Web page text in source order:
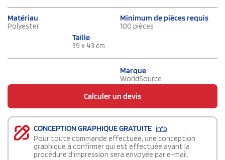
Matériau
Polyester
Minimum de pièces requis
100 pièces
Taille
39 x 43 cm
Marque
WorldSource
Calculer un devis
CONCEPTION GRAPHIQUE GRATUITE info
Pour toute commande effectuée, une conception
graphique à confirmer qui est effectuée avant la
procédure d'impression sera envoyée par e-mail.